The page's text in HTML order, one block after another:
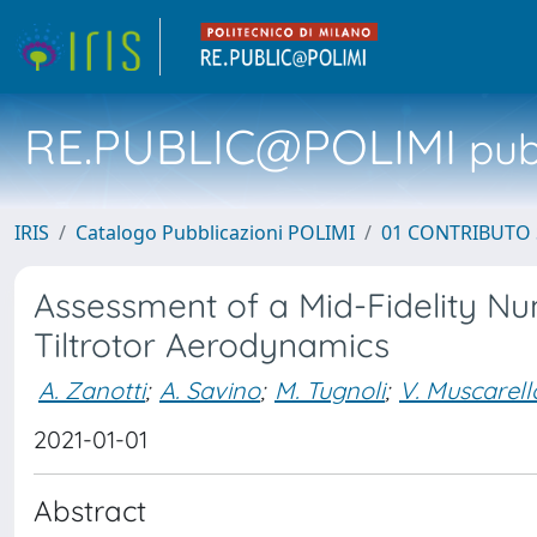
RE.PUBLIC@POLIMI
IRIS Catalogo Pubblicazioni POLIMI 01 CONTRIBUTO
Assessment of a Mid-Fidelity
Tiltrotor Aerodynamics
A. Zanotti; A. Savino; M. Tugnoli; V.
2021-01-01
Abstract